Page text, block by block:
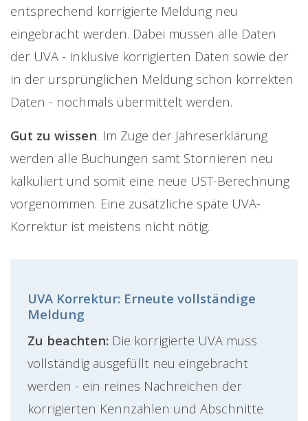
entsprechend korrigierte Meldung neu
eingebracht werden. Dabei müssen alle Daten
der UVA - inklusive korrigierten Daten sowie der
in der ursprünglichen Meldung schon korrekten
Daten - nochmals übermittelt werden.
Gut zu wissen: Im Zuge der Jahreserklärung
werden alle Buchungen samt Stornieren neu
kalkuliert und somit eine neue UST-Berechnung
vorgenommen. Eine zusätzliche späte UVA-
Korrektur ist meistens nicht nötig.
UVA Korrektur: Erneute vollständige
Meldung
Zu beachten: Die korrigierte UVA muss
vollständig ausgefüllt neu eingebracht
werden - ein reines Nachreichen der
korrigierten Kennzahlen und Abschnitte